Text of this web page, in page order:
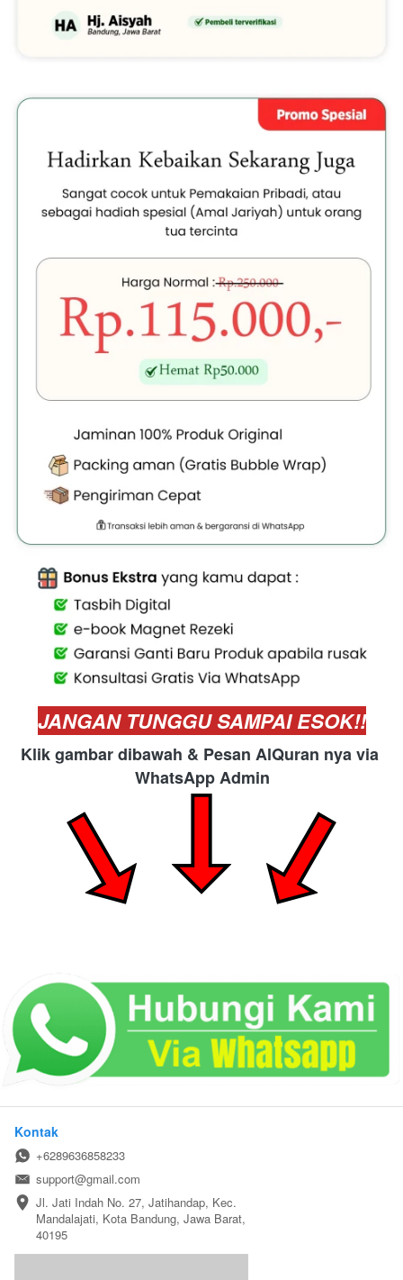
JANGAN TUNGGU SAMPAI ESOK!!
Klik gambar dibawah & Pesan AlQuran nya via
WhatsApp Admin
Kontak
+6289636858233
support@gmail.com
Jl. Jati Indah No. 27, Jatihandap, Kec.
Mandalajati, Kota Bandung, Jawa Barat,
40195